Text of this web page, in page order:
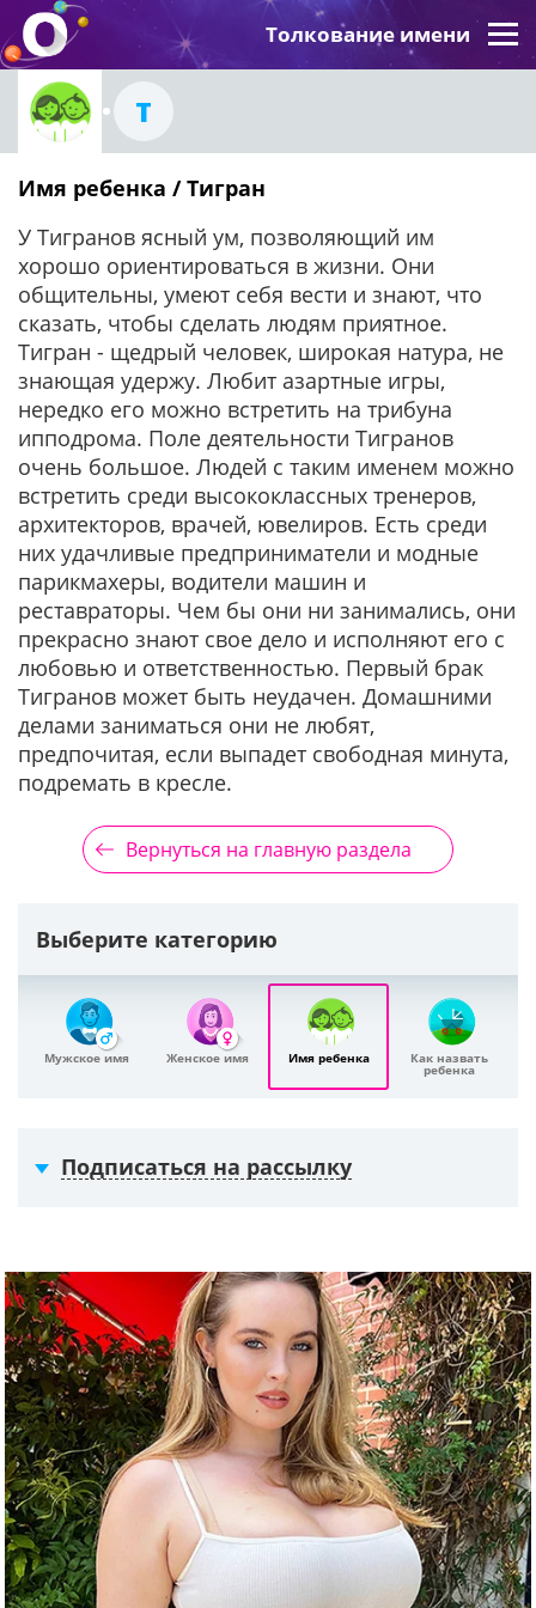
Толкование имени
Т
Имя ребенка / Тигран
У Тигранов ясный ум, позволяющий им
хорошо ориентироваться в жизни. Они
общительны, умеют себя вести и знают, что
сказать, чтобы сделать людям приятное.
Тигран - щедрый человек, широкая натура, не
знающая удержу. Любит азартные игры,
нередко его можно встретить на трибуна
ипподрома. Поле деятельности Тигранов
очень большое. Людей с таким именем можно
встретить среди высококлассных тренеров,
архитекторов, врачей, ювелиров. Есть среди
них удачливые предприниматели и модные
парикмахеры, водители машин и
реставраторы. Чем бы они ни занимались, они
прекрасно знают свое дело и исполняют его с
любовью и ответственностью. Первый брак
Тигранов может быть неудачен. Домашними
делами заниматься они не любят,
предпочитая, если выпадет свободная минута,
подремать в кресле.
Вернуться на главную раздела
Выберите категорию
Мужское имя Женское имя Имя ребенка Как назвать
ребенка
Подписаться на рассылку